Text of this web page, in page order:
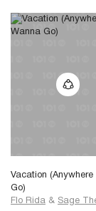
Vacation (Anywhere
Go)
Flo Rida & Sage